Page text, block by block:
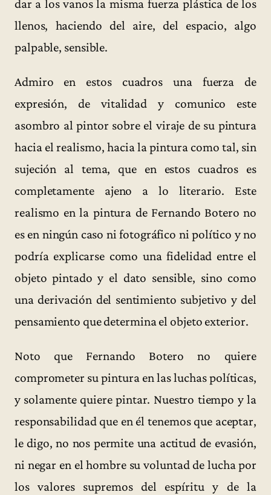
dar a los vanos la misma fuerza plástica de los
llenos, haciendo del aire, del espacio, algo
palpable, sensible.
Admiro en estos cuadros una fuerza de
expresión, de vitalidad y comunico este
asombro al pintor sobre el viraje de su pintura
hacia el realismo, hacia la pintura como tal, sin
sujeción al tema, que en estos cuadros es
completamente ajeno a lo literario. Este
realismo en la pintura de Fernando Botero no
es en ningún caso ni fotográfico ni político y no
podría explicarse como una fidelidad entre el
objeto pintado y el dato sensible, sino como
una derivación del sentimiento subjetivo y del
pensamiento que determina el objeto exterior.
Noto que Fernando Botero no quiere
comprometer su pintura en las luchas políticas,
y solamente quiere pintar. Nuestro tiempo y la
responsabilidad que en él tenemos que aceptar,
le digo, no nos permite una actitud de evasión,
ni negar en el hombre su voluntad de lucha por
los valores supremos del espíritu y de la